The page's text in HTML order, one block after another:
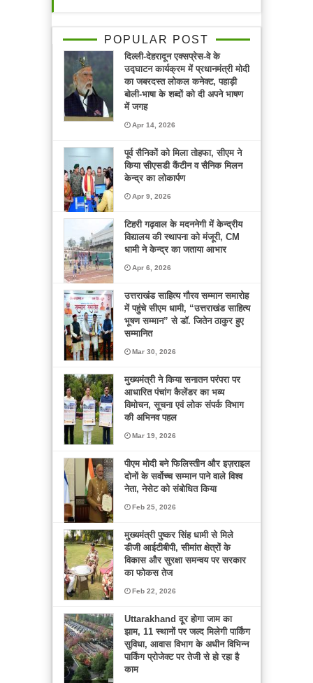
POPULAR POST
दिल्ली-देहरादून एक्सप्रेस-वे के
उद्घाटन कार्यक्रम में प्रधानमंत्री मोदी
का जबरदस्त लोकल कनेक्ट, पहाड़ी
बोली-भाषा के शब्दों को दी अपने भाषण
में जगह
Apr 14, 2026
पूर्व सैनिकों को मिला तोहफा, सीएम ने
किया सीएसडी कैंटीन व सैनिक मिलन
केन्द्र का लोकार्पण
Apr 9, 2026
टिहरी गढ़वाल के मदननेगी में केन्द्रीय
विद्यालय की स्थापना को मंजूरी, CM
धामी ने केन्द्र का जताया आभार
Apr 6, 2026
उत्तराखंड साहित्य गौरव सम्मान समारोह
में पहुंचे सीएम धामी, “उत्तराखंड साहित्य
भूषण सम्मान” से डॉ. जितेन ठाकुर हुए
सम्मानित
Mar 30, 2026
मुख्यमंत्री ने किया सनातन परंपरा पर
आधारित पंचांग कैलेंडर का भव्य
विमोचन, सूचना एवं लोक संपर्क विभाग
की अभिनव पहल
Mar 19, 2026
पीएम मोदी बने फिलिस्तीन और इज़राइल
दोनों के सर्वोच्च सम्मान पाने वाले विश्व
नेता, नेसेट को संबोधित किया
Feb 25, 2026
मुख्यमंत्री पुष्कर सिंह धामी से मिले
डीजी आईटीबीपी, सीमांत क्षेत्रों के
विकास और सुरक्षा समन्वय पर सरकार
का फोकस तेज
Feb 22, 2026
Uttarakhand दूर होगा जाम का
झाम, 11 स्थानों पर जल्द मिलेगी पार्किंग
सुविधा, आवास विभाग के अधीन विभिन्न
पार्किंग प्रोजेक्ट पर तेजी से हो रहा है
काम